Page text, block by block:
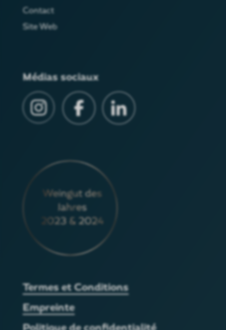
Contact
Site Web
Médias sociaux
Termes et Conditions
Empreinte